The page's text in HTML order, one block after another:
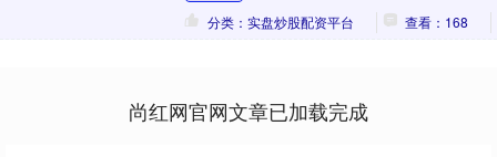
分类：实盘炒股配资平台
查看：168
尚红网官网文章已加载完成